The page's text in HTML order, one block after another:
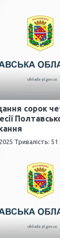
сорок
Тривалість: